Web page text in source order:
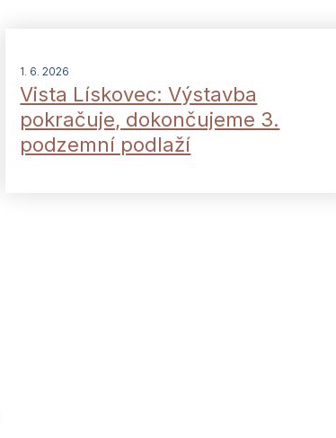
1. 6. 2026
Vista Lískovec: Výstavba
pokračuje, dokončujeme 3.
podzemní podlaží